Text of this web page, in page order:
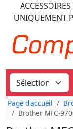
UNIQUEMENT
Page d'accueil
Brother MFC-